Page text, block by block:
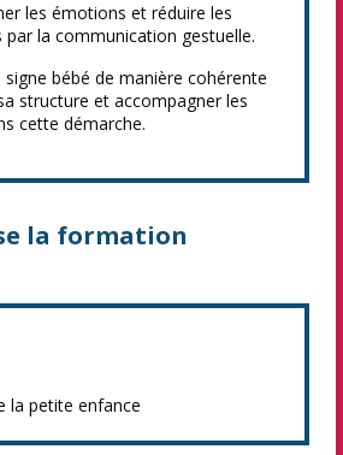
les émotions et réduire les
la communication gestuelle.
signe bébé de manière cohérente
structure et accompagner les
cette démarche.
la formation
la petite enfance